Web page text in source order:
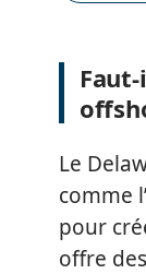
Le
comme
pour
offre